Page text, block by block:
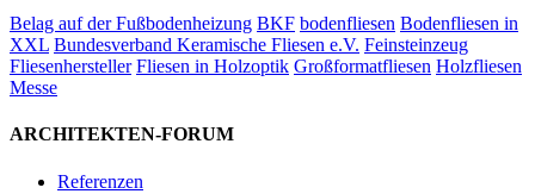
Belag auf der Fußbodenheizung BKF bodenfliesen Bodenfliesen in
XXL Bundesverband Keramische Fliesen e.V. Feinsteinzeug
Fliesenhersteller Fliesen in Holzoptik Großformatfliesen Holzfliesen
Messe
ARCHITEKTEN-FORUM
Referenzen